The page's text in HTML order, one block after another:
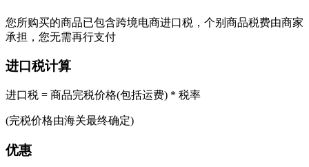
您所购买的商品已包含跨境电商进口税，个别商品税费由商家
承担，您无需再行支付
进口税计算
进口税 = 商品完税价格(包括运费) * 税率
(完税价格由海关最终确定)
优惠